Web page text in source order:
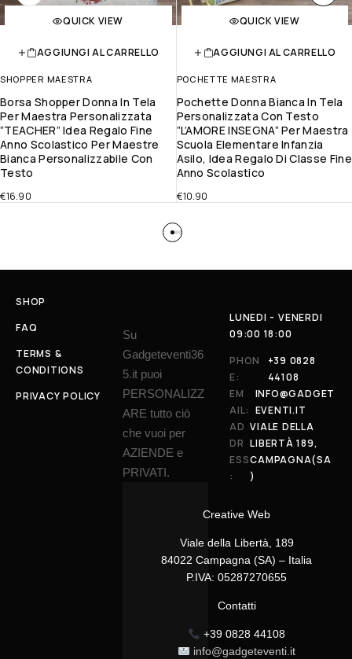
QUICK VIEW
AGGIUNGI AL CARRELLO
SHOPPER MAESTRA
Borsa Shopper Donna In Tela
Per Maestra Personalizzata
”TEACHER” Idea Regalo Fine
Anno Scolastico Per Maestre
Bianca Personalizzabile Con
Testo
€16.90
QUICK VIEW
AGGIUNGI AL CARRELLO
POCHETTE MAESTRA
Pochette Donna Bianca In Tela
Personalizzata Con Testo
”L’AMORE INSEGNA” Per Maestra
Scuola Elementare Infanzia
Asilo, Idea Regalo Di Classe Fine
Anno Scolastico
€10.90
SHOP
FAQ
TERMS &
CONDITIONS
PRIVACY POLICY
Su
Gadgeteventi36
5.it puoi
PERSONALIZZ
ARE tutto ciò
che vuoi per
AZIENDE e
PRIVATI.
Creative Web
Viale della Libertà, 189
84022 Campagna (SA) – Italia
P.IVA: 05287270655
Contatti
+39 0828 44108
info@gadgeteventi.it
LUNEDI - VENERDI
09:00 18:00
PHON
E:
+39 0828
44108
EM
AIL:
INFO@GADGET
EVENTI.IT
AD
DR
ESS
:
VIALE DELLA
LIBERTÀ 189,
CAMPAGNA(SA
)